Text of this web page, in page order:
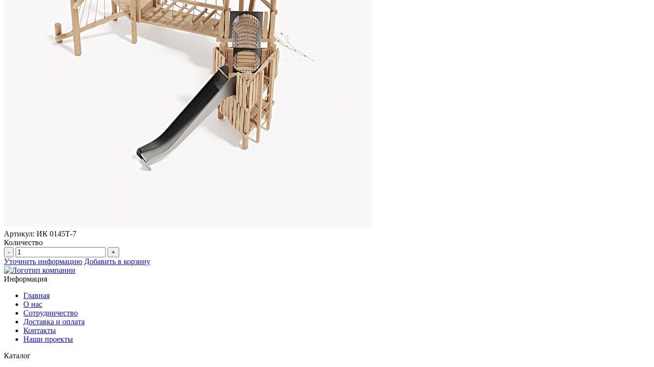
Артикул: ИК 0145Т-7
Количество
- +
Уточнить информацию Добавить в корзину
Информация
Главная
О нас
Сотрудничество
Доставка и оплата
Контакты
Наши проекты
Каталог